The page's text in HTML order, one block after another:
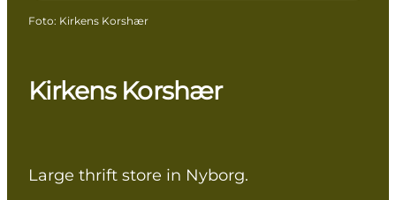
Kirkens Korshær
Large thrift store in Nyborg.
Foto: Kirkens Korshær